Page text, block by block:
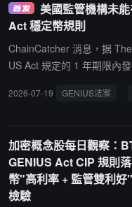
美國監管機構未
Act 穩定幣規則
ChainCatcher 消息，据
US Act 規定的 1 年期限內
美聯儲、FDIC、NCUA、美
案階段，部分涉及美聯儲及
見。報導指出，法案並未規
定要求或推遲整體框架生效
資產、資本、流動性、托管
2026-07-19 GENIUS法案
加密概念股每日觀察：
GENIUS Act CIP 規則
幣"高利率 + 監管雙利
檢驗